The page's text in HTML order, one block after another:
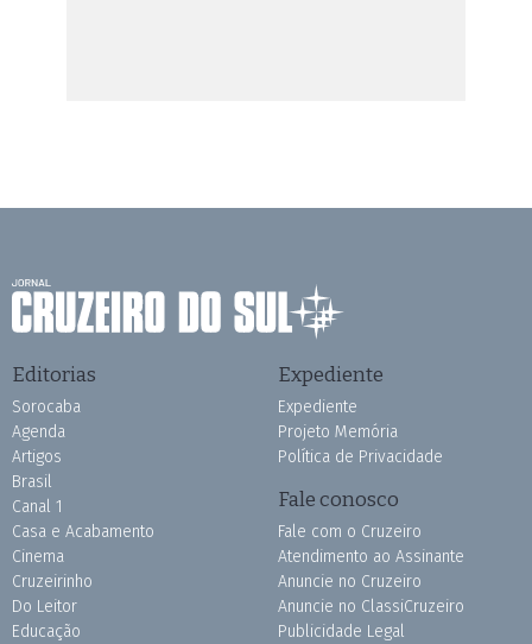
Editorias
Sorocaba
Agenda
Artigos
Brasil
Canal 1
Casa e Acabamento
Cinema
Cruzeirinho
Do Leitor
Educação
Expediente
Expediente
Projeto Memória
Política de Privacidade
Fale conosco
Fale com o Cruzeiro
Atendimento ao Assinante
Anuncie no Cruzeiro
Anuncie no ClassiCruzeiro
Publicidade Legal